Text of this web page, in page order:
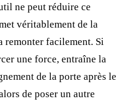
ne peut réduire ce
véritablement de la
remonter facilement. Si
une force, entraîne la
de la porte après le
de poser un autre